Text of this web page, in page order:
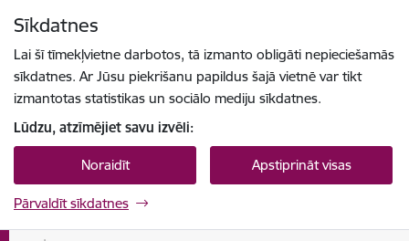
Sīkdatnes
Lai šī tīmekļvietne darbotos, tā izmanto obligāti nepieciešamās
sīkdatnes. Ar Jūsu piekrišanu papildus šajā vietnē var tikt
izmantotas statistikas un sociālo mediju sīkdatnes.
Lūdzu, atzīmējiet savu izvēli:
Noraidīt Apstiprināt visas
Pārvaldīt sīkdatnes